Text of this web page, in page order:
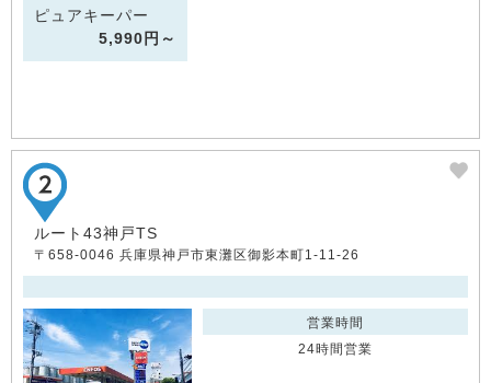
ピュアキーパー
5,990円～
ルート43神戸TS
〒658-0046 兵庫県神戸市東灘区御影本町1-11-26
営業時間
24時間営業